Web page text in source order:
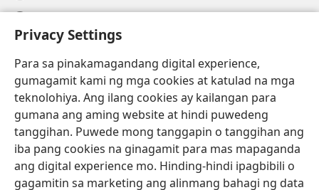
Privacy Settings
Para sa pinakamagandang digital experience,
gumagamit kami ng mga cookies at katulad na mga
teknolohiya. Ang ilang cookies ay kailangan para
gumana ang aming website at hindi puwedeng
tanggihan. Puwede mong tanggapin o tanggihan ang
iba pang cookies na ginagamit para mas mapaganda
ang digital experience mo. Hinding-hindi ipagbibili o
gagamitin sa marketing ang alinmang bahagi ng data
(may
na
bagong
window)
Watchtower ONLINE LIBRARY™
(may
bubukas
na
bagong
window)
JW Hub ®
(may
bubukas
bagong
window)
JW Library ®
®